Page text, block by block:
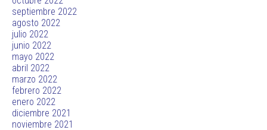
septiembre 2022
agosto 2022
julio 2022
junio 2022
mayo 2022
abril 2022
marzo 2022
febrero 2022
enero 2022
diciembre 2021
noviembre 2021